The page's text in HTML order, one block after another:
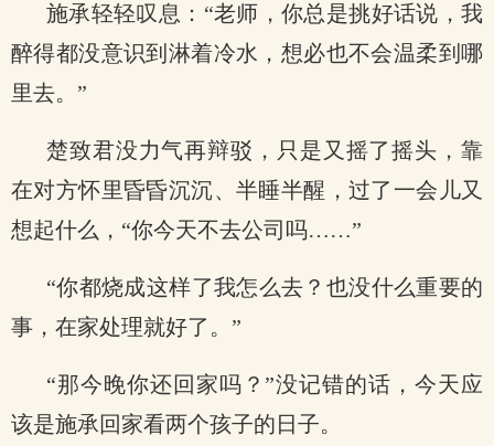
施承轻轻叹息：“老师，你总是挑好话说，我
醉得都没意识到淋着冷水，想必也不会温柔到哪
里去。”
楚致君没力气再辩驳，只是又摇了摇头，靠
在对方怀里昏昏沉沉、半睡半醒，过了一会儿又
想起什么，“你今天不去公司吗……”
“你都烧成这样了我怎么去？也没什么重要的
事，在家处理就好了。”
“那今晚你还回家吗？”没记错的话，今天应
该是施承回家看两个孩子的日子。